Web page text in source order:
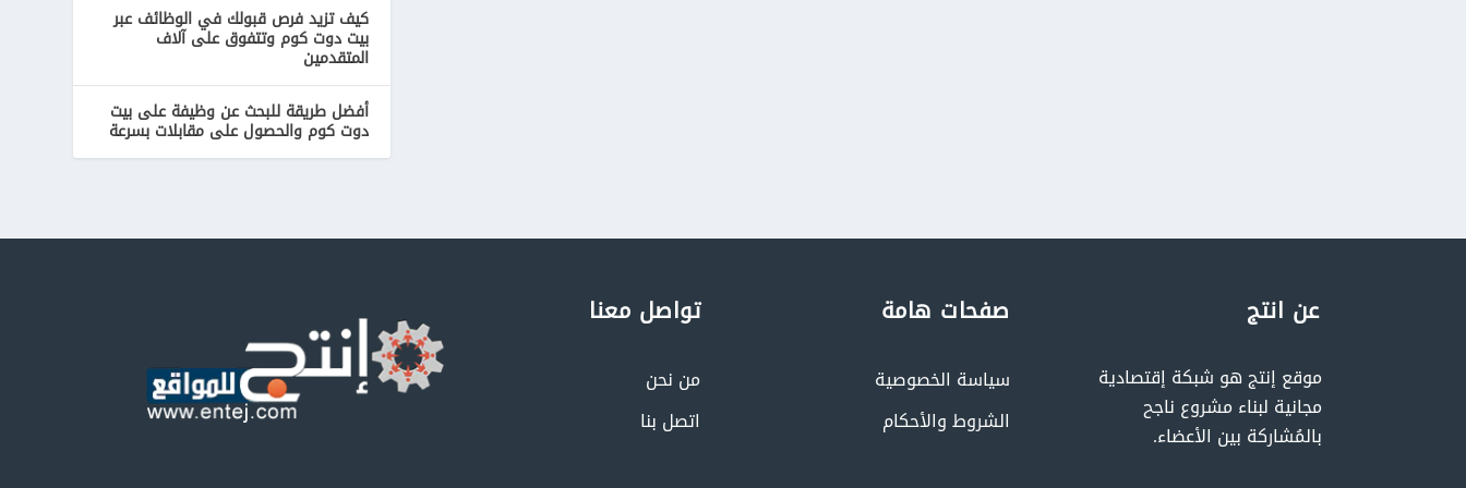
كيف تزيد فرص قبولك في الوظائف عبر
بيت دوت كوم وتتفوق على آلاف
المتقدمين
أفضل طريقة للبحث عن وظيفة على بيت
دوت كوم والحصول على مقابلات بسرعة
تواصل معنا
من نحن
اتصل بنا
صفحات هامة
سياسة الخصوصية
الشروط والأحكام
عن انتج
موقع إنتج هو شبكة إقتصادية
مجانية لبناء مشروع ناجح
بالمُشاركة بين الأعضاء.